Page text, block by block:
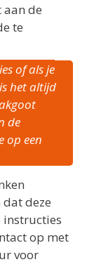
de
te
of als je
het altijd
de
op een
deze
instructies
op met
voor